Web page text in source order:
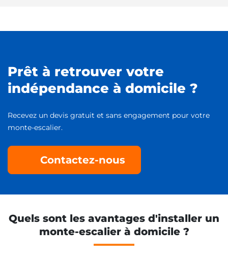
Prêt à retrouver votre
indépendance à domicile ?
Recevez un devis gratuit et sans engagement pour votre
monte-escalier.
Contactez-nous
Quels sont les avantages d'installer un
monte-escalier à domicile ?